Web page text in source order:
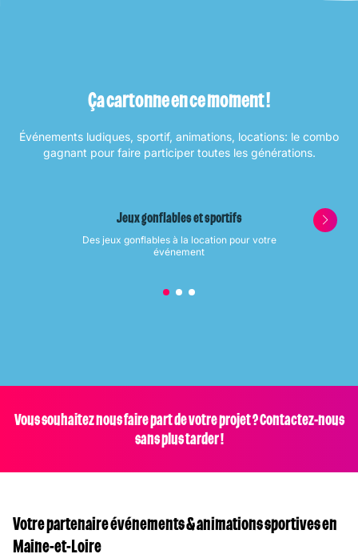
Ça cartonne en ce moment !
Événements ludiques, sportif, animations, locations: le combo
gagnant pour faire participer toutes les générations.
Jeux gonflables et sportifs
Des jeux gonflables à la location pour votre
événement
Vous souhaitez nous faire part de votre projet ? Contactez-nous
sans plus tarder !
Votre partenaire événements & animations sportives en
Maine-et-Loire